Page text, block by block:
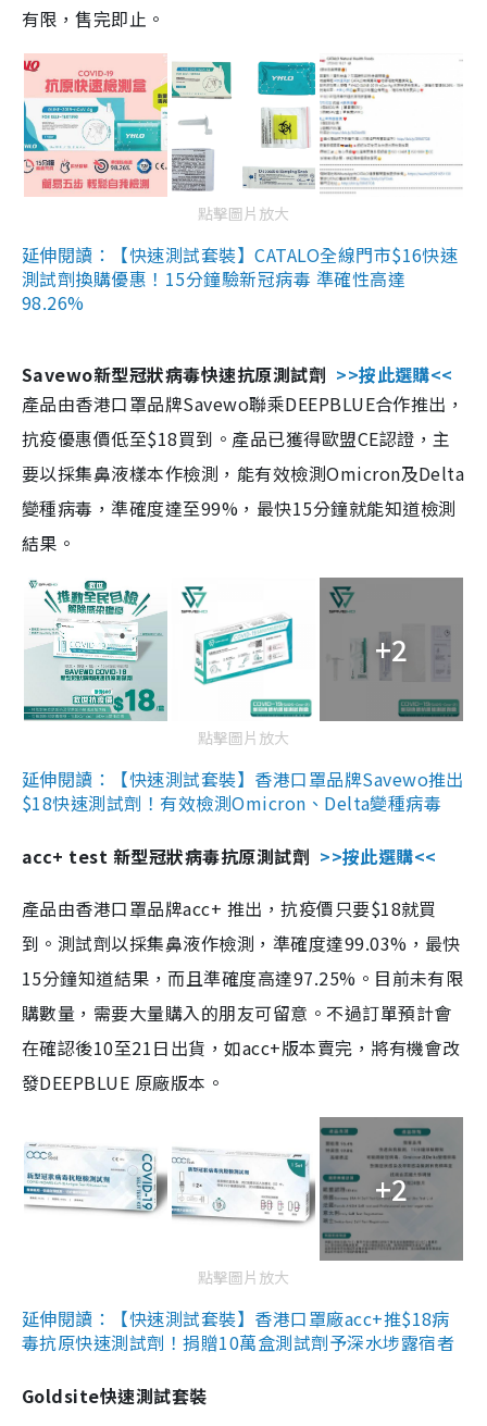
有限，售完即止。
點擊圖片放大
延伸閱讀：【快速測試套裝】CATALO全線門市$16快速
測試劑換購優惠！15分鐘驗新冠病毒 準確性高達
98.26%
Savewo新型冠狀病毒快速抗原測試劑 >>按此選購<<
產品由香港口罩品牌Savewo聯乘DEEPBLUE合作推出，
抗疫優惠價低至$18買到。產品已獲得歐盟CE認證，主
要以採集鼻液樣本作檢測，能有效檢測Omicron及Delta
變種病毒，準確度達至99%，最快15分鐘就能知道檢測
結果。
+2
點擊圖片放大
延伸閱讀：【快速測試套裝】香港口罩品牌Savewo推出
$18快速測試劑！有效檢測Omicron、Delta變種病毒
acc+ test 新型冠狀病毒抗原測試劑 >>按此選購<<
產品由香港口罩品牌acc+ 推出，抗疫價只要$18就買
到。測試劑以採集鼻液作檢測，準確度達99.03%，最快
15分鐘知道結果，而且準確度高達97.25%。目前未有限
購數量，需要大量購入的朋友可留意。不過訂單預計會
在確認後10至21日出貨，如acc+版本賣完，將有機會改
發DEEPBLUE 原廠版本。
+2
點擊圖片放大
延伸閱讀：【快速測試套裝】香港口罩廠acc+推$18病
毒抗原快速測試劑！捐贈10萬盒測試劑予深水埗露宿者
Goldsite快速測試套裝